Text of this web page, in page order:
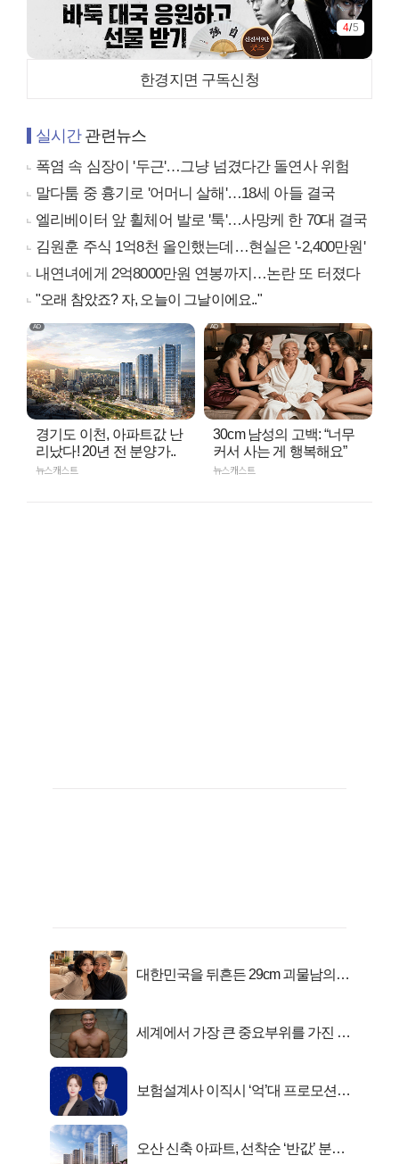
4/5
한경지면 구독신청
실시간관련뉴스
폭염 속 심장이 '두근'…그냥 넘겼다간 돌연사 위험
말다툼 중 흉기로 '어머니 살해'…18세 아들 결국
엘리베이터 앞 휠체어 발로 '툭'…사망케 한 70대 결국
김원훈 주식 1억8천 올인했는데…현실은 '-2,400만원'
내연녀에게 2억8000만원 연봉까지…논란 또 터졌다
"오래 참았죠? 자, 오늘이 그날이에요.."
경기도 이천, 아파트값 난
리났다! 20년 전 분양가..
뉴스캐스트
30cm 남성의 고백: “너무
커서 사는 게 행복해요”
뉴스캐스트
대한민국을 뒤흔든 29cm 괴물남의
세계에서 가장 큰 중요부위를 가진 남
보험설계사 이직시 ‘억’대 프로모션!
오산 신축 아파트, 선착순 ‘반값’ 분양